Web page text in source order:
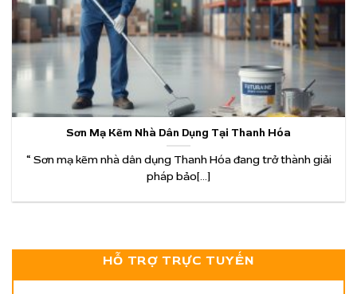
Sơn Mạ Kẽm Nhà Dân Dụng Tại Thanh Hóa
“ Sơn mạ kẽm nhà dân dụng Thanh Hóa đang trở thành giải
pháp bảo[...]
HỖ TRỢ TRỰC TUYẾN